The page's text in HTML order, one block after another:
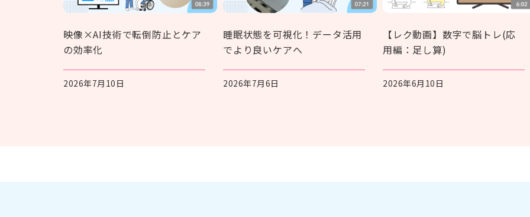
映像×AI技術で転倒防止とケア
の効率化
2026年7月10日
睡眠状態を可視化！データ活用
でより良いケアへ
2026年7月6日
【レク動画】数字で脳トレ(応
用編：足し算)
2026年6月10日